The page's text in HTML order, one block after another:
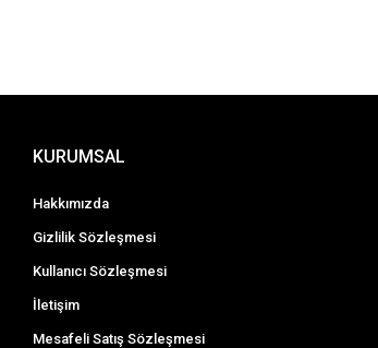
KURUMSAL
Hakkımızda
Gizlilik Sözleşmesi
Kullanıcı Sözleşmesi
İletişim
Mesafeli Satış Sözleşmesi